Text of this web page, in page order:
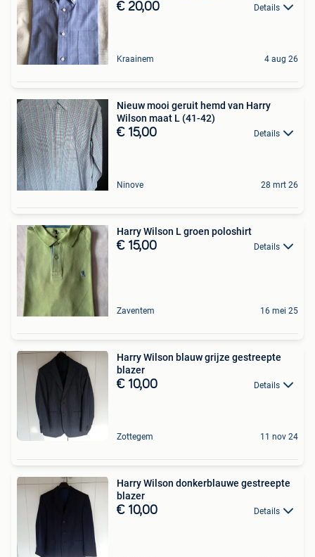
€ 20,00 Details
Kraainem 4 aug 26
Nieuw mooi geruit hemd van Harry
Wilson maat L (41-42)
€ 15,00 Details
Ninove 28 mrt 26
Harry Wilson L groen poloshirt
€ 15,00 Details
Zaventem 16 mei 25
Harry Wilson blauw grijze gestreepte
blazer
€ 10,00 Details
Zottegem 11 nov 24
Harry Wilson donkerblauwe gestreepte
blazer
€ 10,00 Details